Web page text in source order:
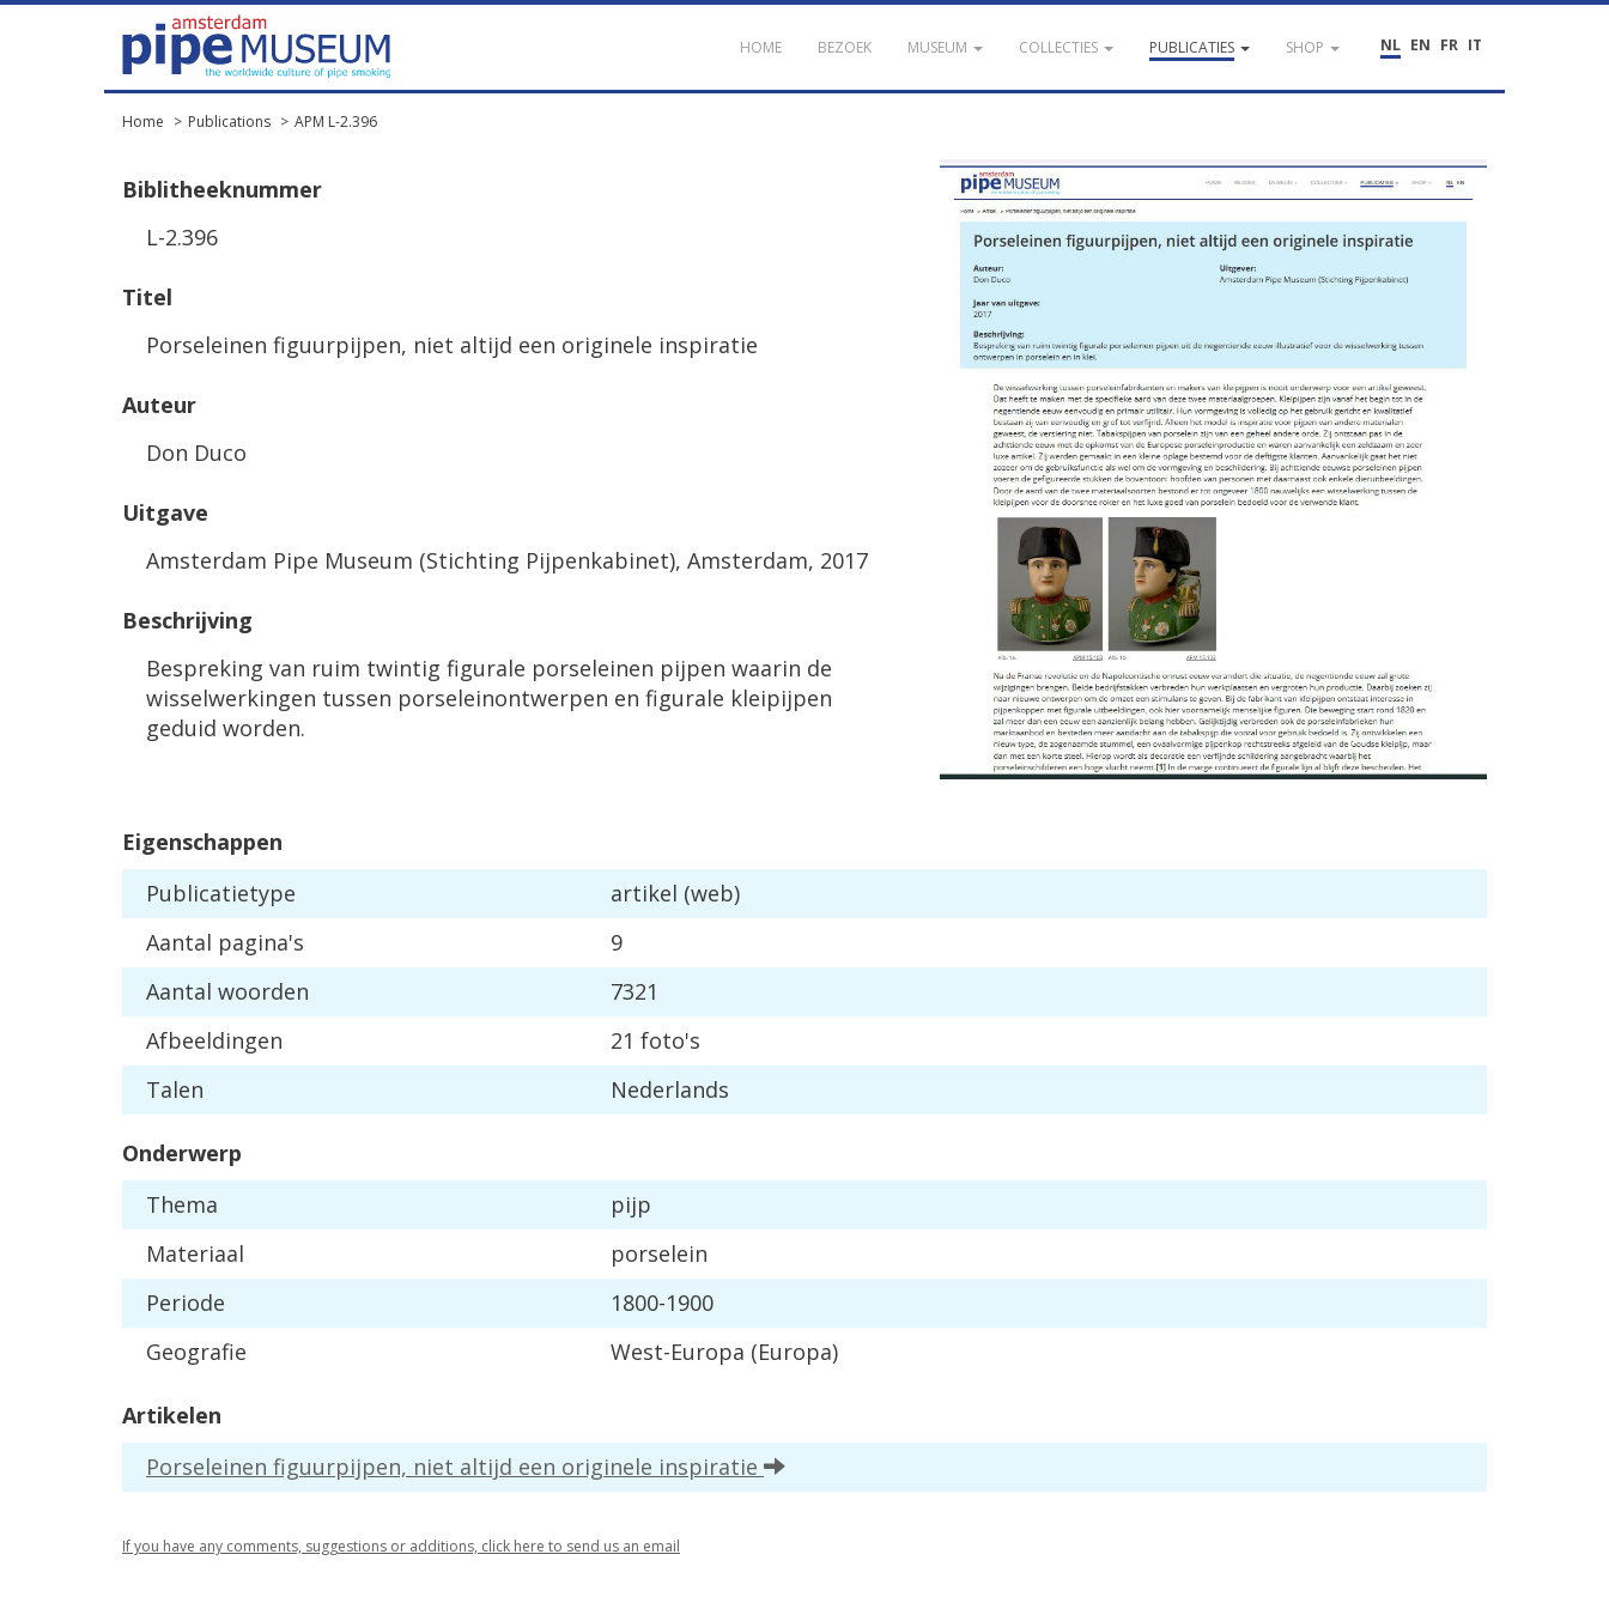
NL EN FR IT
HOME BEZOEK MUSEUM COLLECTIES PUBLICATIES SHOP
Home Publications APM L-2.396
Biblitheeknummer
L-2.396
Titel
Porseleinen figuurpijpen, niet altijd een originele inspiratie
Auteur
Don Duco
Uitgave
Amsterdam Pipe Museum (Stichting Pijpenkabinet), Amsterdam, 2017
Beschrijving
Bespreking van ruim twintig figurale porseleinen pijpen waarin de
wisselwerkingen tussen porseleinontwerpen en figurale kleipijpen
geduid worden.
Eigenschappen
Publicatietype
artikel (web)
Aantal pagina's
9
Aantal woorden
7321
Afbeeldingen
21 foto's
Talen
Nederlands
Onderwerp
Thema
pijp
Materiaal
porselein
Periode
1800-1900
Geografie
West-Europa (Europa)
Artikelen
Porseleinen figuurpijpen, niet altijd een originele inspiratie
If you have any comments, suggestions or additions, click here to send us an email